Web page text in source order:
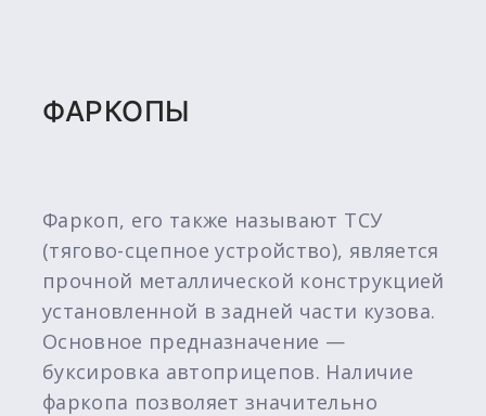
ФАРКОПЫ
Фаркоп, его также называют ТСУ
(тягово-сцепное устройство), является
прочной металлической конструкцией
установленной в задней части кузова.
Основное предназначение —
буксировка автоприцепов. Наличие
фаркопа позволяет значительно